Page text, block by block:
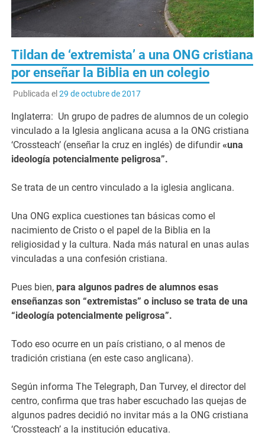
Tildan de ‘extremista’ a una ONG cristiana
por enseñar la Biblia en un colegio
Publicada el 29 de octubre de 2017
Inglaterra: Un grupo de padres de alumnos de un colegio
vinculado a la Iglesia anglicana acusa a la ONG cristiana
‘Crossteach’ (enseñar la cruz en inglés) de difundir«una
ideología potencialmente peligrosa”.
Se trata de un centro vinculado a la iglesia anglicana.
Una ONG explica cuestiones tan básicas como el
nacimiento de Cristo o el papel de la Biblia en la
religiosidad y la cultura. Nada más natural en unas aulas
vinculadas a una confesión cristiana.
Pues bien,para algunos padres de alumnos esas
enseñanzas son “extremistas” o incluso se trata de una
“ideología potencialmente peligrosa”.
Todo eso ocurre en un país cristiano, o al menos de
tradición cristiana (en este caso anglicana).
Según informa The Telegraph, Dan Turvey, el director del
centro, confirma que tras haber escuchado las quejas de
algunos padres decidió no invitar más a la ONG cristiana
‘Crossteach’ a la institución educativa.